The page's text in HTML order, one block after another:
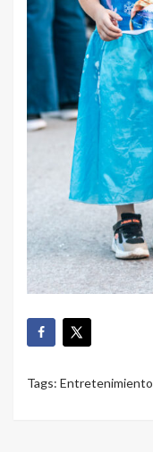
Tags: Entretenimiento